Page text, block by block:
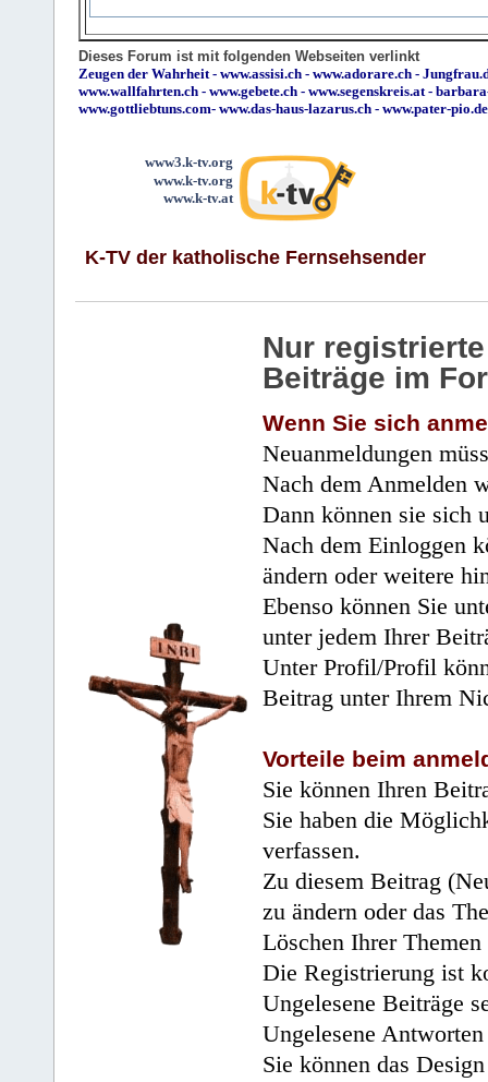
Dieses Forum ist mit folgenden Webseiten verlinkt
Zeugen der Wahrheit- www.assisi.ch - www.adorare.ch -
www.wallfahrten.ch - www.gebete.ch - www.segenskreis.at-
www.gottliebtuns.com- www.das-haus-lazarus.ch - www.pater-pio.de
www3.k-tv.org
www.k-tv.org
www.k-tv.at
K-TV der katholische Fernsehsender
Nur
Beiträge im
Wenn Sie sich
Neuanmeldungen
Nach dem Anmelden
Dann können sie sich
Nach dem Einloggen
ändern oder weitere
Ebenso können Sie
unter jedem Ihrer
Unter Profil/Profil
Beitrag unter Ihrem
Vorteile beim
Sie können Ihren
Sie haben die
verfassen.
Zu diesem Beitrag
zu ändern oder das
Löschen Ihrer
Die Registrierung ist
Ungelesene Beiträge
Ungelesene
Sie können das